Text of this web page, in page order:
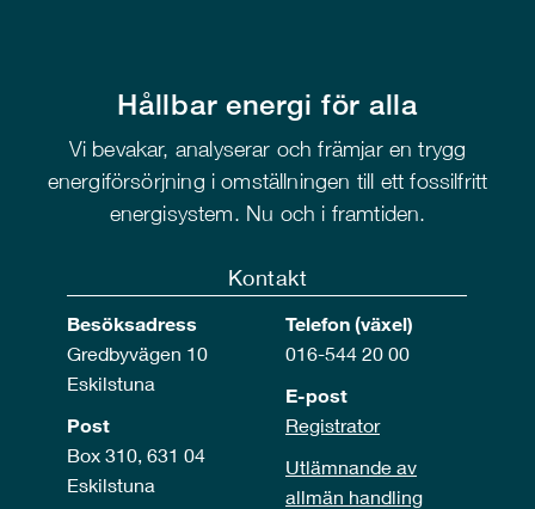
Hållbar energi för alla
Vi bevakar, analyserar och främjar en trygg
energiförsörjning i omställningen till ett fossilfritt
energisystem. Nu och i framtiden.
Kontakt
Besöksadress
Gredbyvägen 10
Eskilstuna
Post
Box 310, 631 04
Eskilstuna
Telefon (växel)
016-544 20 00
E-post
Registrator
Utlämnande av
allmän handling